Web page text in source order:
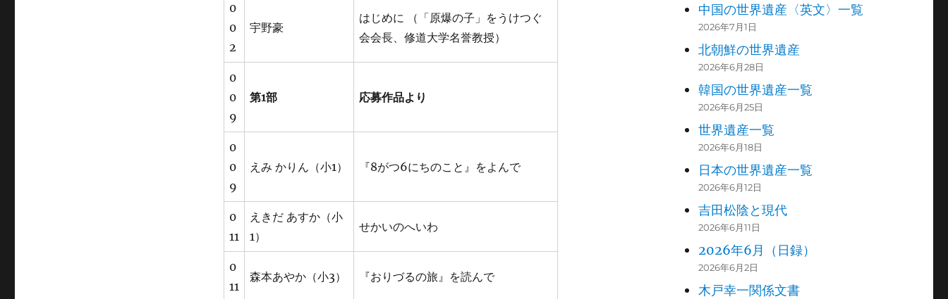
0
0
2
宇野豪
はじめに （「原爆の子」をうけつぐ
会会長、修道大学名誉教授）
0
0
9
第1部 応募作品より
0
0
9
えみ かりん（小1） 『8がつ6にちのこと』をよんで
0
11
えきだ あすか（小
1）
せかいのへいわ
0
11
森本あやか（小3） 『おりづるの旅』を読んで
中国の世界遺産〈英文〉一覧
2026年7月1日
北朝鮮の世界遺産
2026年6月28日
韓国の世界遺産一覧
2026年6月25日
世界遺産一覧
2026年6月18日
日本の世界遺産一覧
2026年6月12日
吉田松陰と現代
2026年6月11日
2026年6月（日録）
2026年6月2日
木戸幸一関係文書